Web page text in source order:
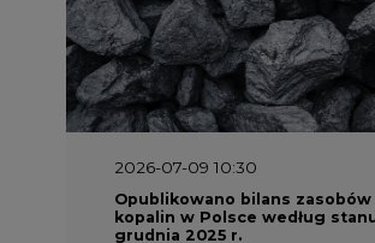
2026-07-09 10:30
Opublikowano bilans zasobów
kopalin w Polsce według
grudnia 2025 r.